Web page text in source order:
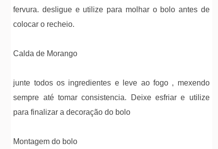
fervura. desligue e utilize para molhar o bolo antes de
colocar o recheio.
Calda de Morango
junte todos os ingredientes e leve ao fogo , mexendo
sempre até tomar consistencia. Deixe esfriar e utilize
para finalizar a decoração do bolo
Montagem do bolo